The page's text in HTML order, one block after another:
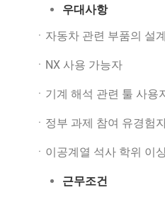
우대사항
ㆍ자동차 관련 부품의 설
ㆍNX 사용 가능자
ㆍ기계 해석 관련 툴 사용
ㆍ정부 과제 참여 유경험
ㆍ이공계열 석사 학위 이
근무조건